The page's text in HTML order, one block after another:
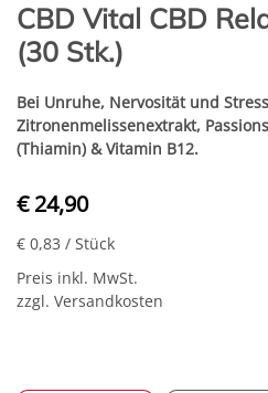
CBD Vital CBD
(30 Stk.)
Bei Unruhe, Nervosität und
Zitronenmelissenextrakt,
(Thiamin) & Vitamin B12.
€ 24,90
€ 0,83 / Stück
Preis inkl. MwSt.
zzgl. Versandkosten